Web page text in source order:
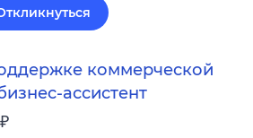
коммерческой
ассистент
₽